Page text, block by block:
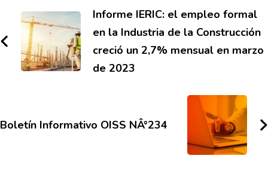
Informe IERIC: el empleo formal
en la Industria de la Construcción
creció un 2,7% mensual en marzo
de 2023
Boletí­n Informativo OISS NÂ°234